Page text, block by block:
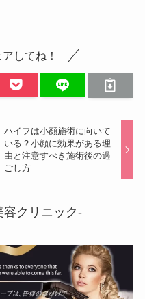
してね！
ハイフは小顔施術に向いて
いる？小顔に効果がある理
由と注意すべき施術後の過
ごし方
容クリニック-